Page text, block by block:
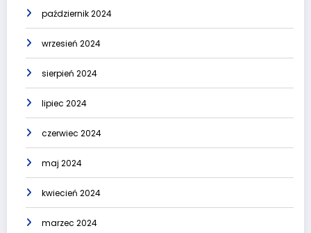
październik 2024
wrzesień 2024
sierpień 2024
lipiec 2024
czerwiec 2024
maj 2024
kwiecień 2024
marzec 2024